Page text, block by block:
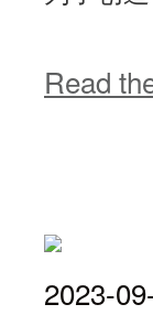
Read
2023-